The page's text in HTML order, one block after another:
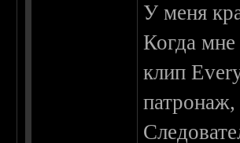
У меня
Когда
клип